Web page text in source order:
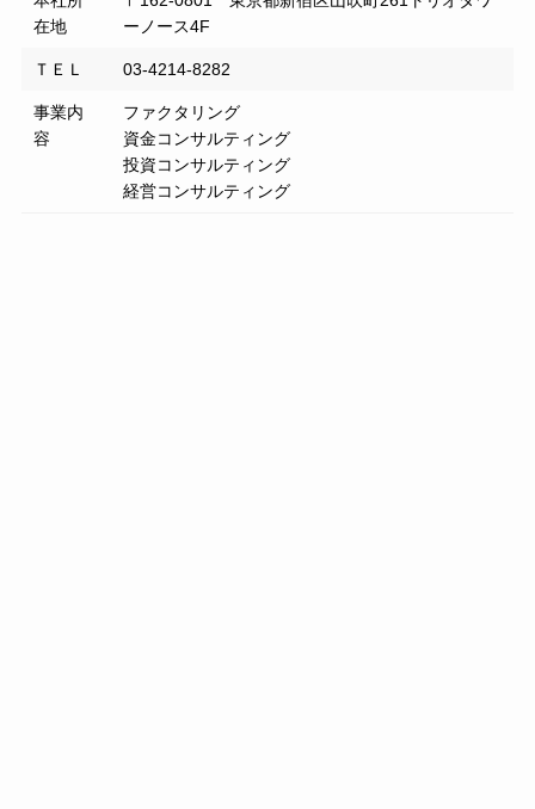
在地
ーノース4F
ＴＥＬ 03-4214-8282
事業内
容
ファクタリング
資金コンサルティング
投資コンサルティング
経営コンサルティング